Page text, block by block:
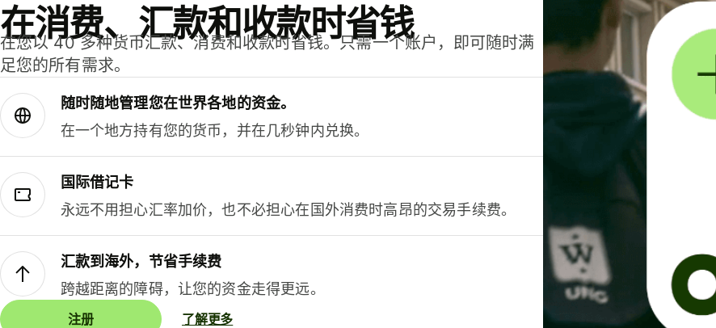
在消费、汇款和收款时省钱
在您以 40 多种货币汇款、消费和收款时省钱。只需一个账户，即可随时满
足您的所有需求。
随时随地管理您在世界各地的资金。
在一个地方持有您的货币，并在几秒钟内兑换。
国际借记卡
永远不用担心汇率加价，也不必担心在国外消费时高昂的交易手续费。
汇款到海外，节省手续费
跨越距离的障碍，让您的资金走得更远。
注册 了解更多